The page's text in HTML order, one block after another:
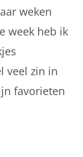
weken
week heb ik
veel zin in
favorieten